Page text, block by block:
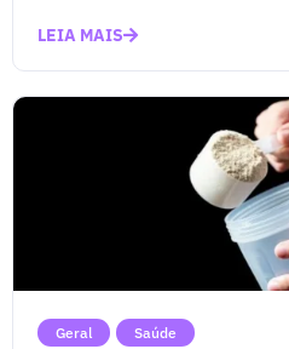
LEIA MAIS
Geral Saúde